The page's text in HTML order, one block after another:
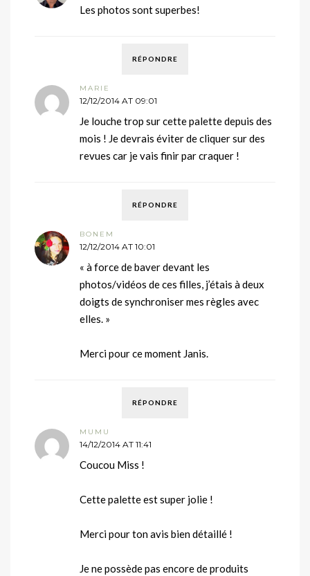
Les photos sont superbes!
RÉPONDRE
MARIE
12/12/2014 AT 09:01
Je louche trop sur cette palette depuis des
mois ! Je devrais éviter de cliquer sur des
revues car je vais finir par craquer !
RÉPONDRE
BONEM
12/12/2014 AT 10:01
« à force de baver devant les
photos/vidéos de ces filles, j’étais à deux
doigts de synchroniser mes règles avec
elles. »
Merci pour ce moment Janis.
RÉPONDRE
MUMU
14/12/2014 AT 11:41
Coucou Miss !
Cette palette est super jolie !
Merci pour ton avis bien détaillé !
Je ne possède pas encore de produits